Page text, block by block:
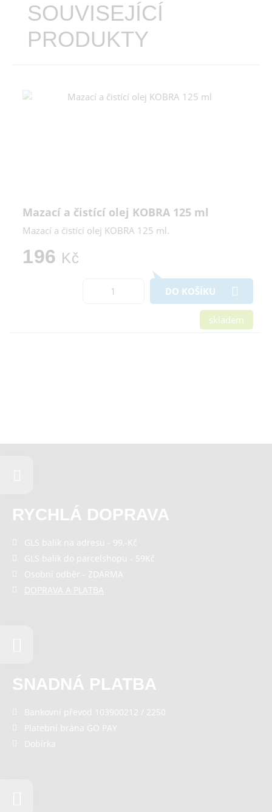
SOUVISEJÍCÍ
PRODUKTY
Mazací a čistící olej KOBRA 125 ml
Mazací a čistící olej KOBRA 125 ml.
196 Kč
DO KOŠÍKU
skladem
RYCHLÁ DOPRAVA
GLS balík na adresu - 99,-Kč
GLS balík do parcelshopu - 59Kč
Osobní odběr - ZDARMA
DOPRAVA A PLATBA
SNADNÁ PLATBA
Bankovní převod 103900212 / 2250
Platební brána GO PAY
Dobírka